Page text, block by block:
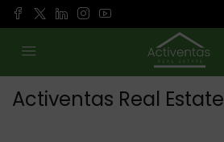
Activentas Real Estate